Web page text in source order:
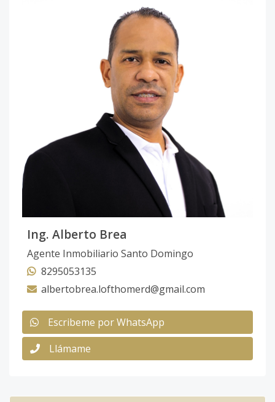
Ing. Alberto Brea
Agente Inmobiliario Santo Domingo
8295053135
albertobrea.lofthomerd@gmail.com
Escribeme por WhatsApp
Llámame